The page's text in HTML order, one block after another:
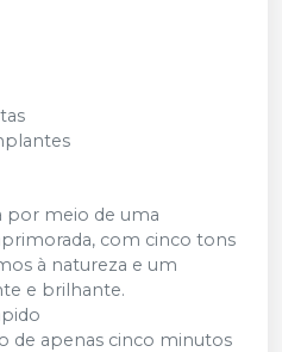
por meio de uma
com cinco tons
à natureza e um
e brilhante.
de apenas cinco minutos